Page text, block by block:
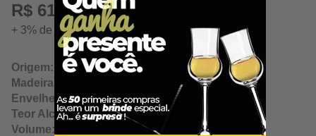
R$ 61,00 à vista
+ 3% de desconto à vista. Economize: R$ 1,89
Origem: Coluna / Minas Gerais
Madeira:
Amburana, Jatobá e Jequitibá
Envelhecimento:N/A
Teor Alcoólico:40.00%
Volume: